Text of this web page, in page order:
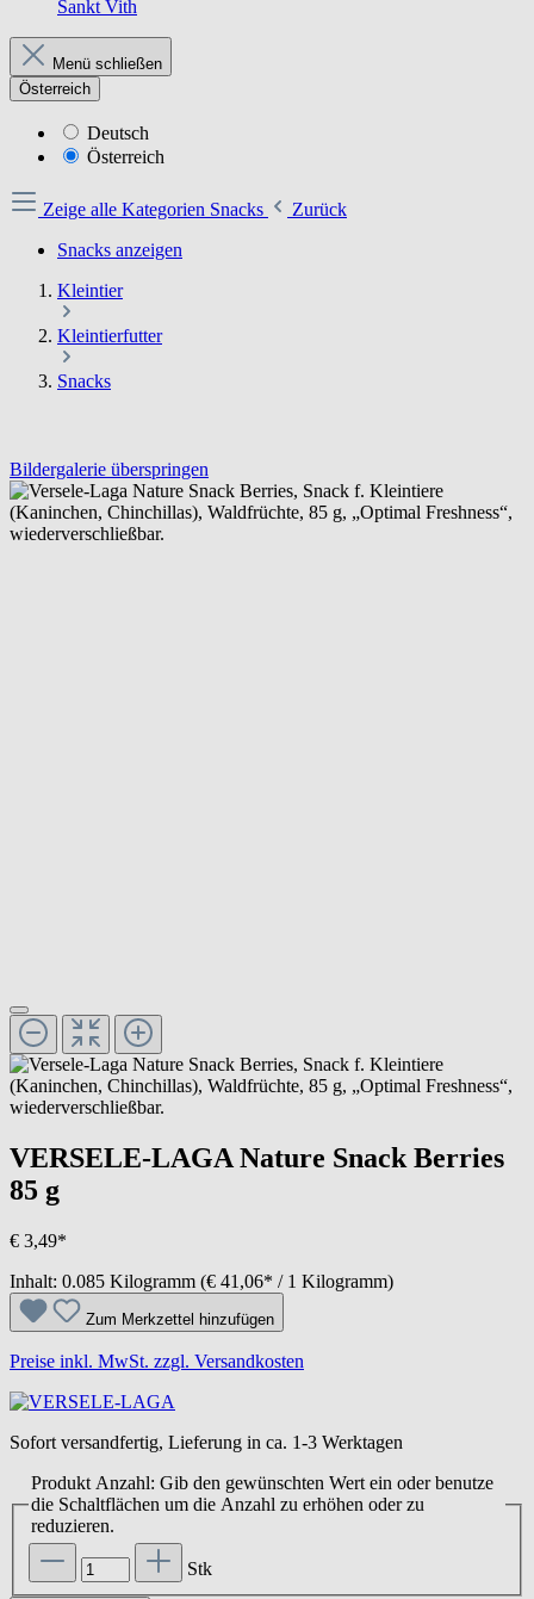
Sankt Vith
Menü schließen
Österreich
Deutsch
Österreich
Zeige alle Kategorien Snacks
Zurück
Snacks anzeigen
Kleintier
Kleintierfutter
Snacks
Bildergalerie überspringen
VERSELE-LAGA Nature Snack Berries
85 g
€ 3,49*
Inhalt: 0.085 Kilogramm (€ 41,06* / 1 Kilogramm)
Zum Merkzettel hinzufügen
Preise inkl. MwSt. zzgl. Versandkosten
Sofort versandfertig, Lieferung in ca. 1-3 Werktagen
Produkt Anzahl: Gib den gewünschten Wert ein oder benutze
die Schaltflächen um die Anzahl zu erhöhen oder zu
reduzieren.
Stk